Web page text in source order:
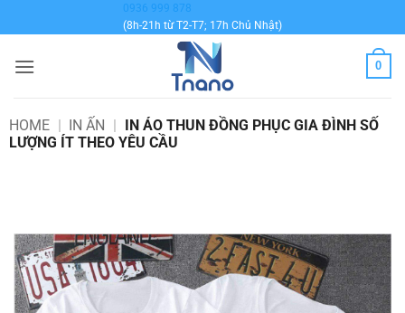
qua
dung
0936 999 878
(8h-21h từ T2-T7; 17h Chủ Nhật)
0
HOME | IN ẤN | IN ÁO THUN ĐỒNG PHỤC GIA ĐÌNH SỐ
LƯỢNG ÍT THEO YÊU CẦU